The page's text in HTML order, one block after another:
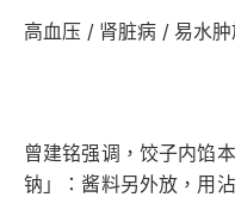
高血压 / 肾脏病 / 易水
曾建铭强调，饺子内馅
钠」：​酱料另外放，用